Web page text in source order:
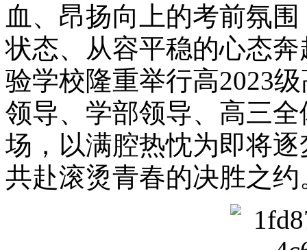
血、昂扬向上的考前氛
状态、从容平稳的心态
验学校隆重举行高2023
领导、学部领导、高三
场，以满腔热忱为即将
共赴滚烫青春的决胜之约